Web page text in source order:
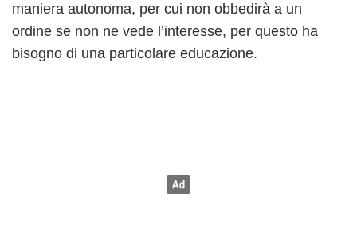
maniera autonoma, per cui non obbedirà a un
ordine se non ne vede l’interesse, per questo ha
bisogno di una particolare educazione.